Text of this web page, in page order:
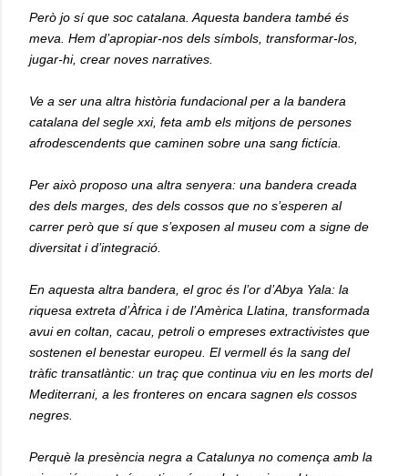
Però jo sí que soc catalana. Aquesta bandera també és
meva. Hem d’apropiar-nos dels símbols, transformar-los,
jugar-hi, crear noves narratives.
Ve a ser una altra història fundacional per a la bandera
catalana del segle xxi, feta amb els mitjons de persones
afrodescendents que caminen sobre una sang fictícia.
Per això proposo una altra senyera: una bandera creada
des dels marges, des dels cossos que no s’esperen al
carrer però que sí que s’exposen al museu com a signe de
diversitat i d’integració.
En aquesta altra bandera, el groc és l’or d’Abya Yala: la
riquesa extreta d’Àfrica i de l’Amèrica Llatina, transformada
avui en coltan, cacau, petroli o empreses extractivistes que
sostenen el benestar europeu. El vermell és la sang del
tràfic transatlàntic: un traç que continua viu en les morts del
Mediterrani, a les fronteres on encara sagnen els cossos
negres.
Perquè la presència negra a Catalunya no comença amb la